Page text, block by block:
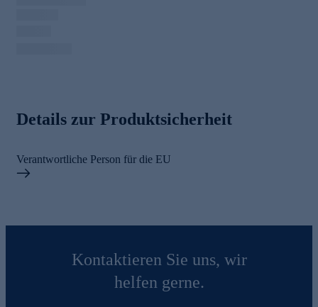
Details zur Produktsicherheit
Verantwortliche Person für die EU
Kontaktieren Sie uns, wir
helfen gerne.